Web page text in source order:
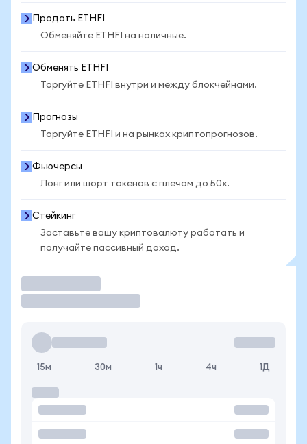
Продать ETHFI
Обменяйте ETHFI на наличные.
Обменять ETHFI
Торгуйте ETHFI внутри и между блокчейнами.
Прогнозы
Торгуйте ETHFI и на рынках криптопрогнозов.
Фьючерсы
Лонг или шорт токенов с плечом до 50x.
Стейкинг
Заставьте вашу криптовалюту работать и
получайте пассивный доход.
15м 30м 1ч 4ч 1Д